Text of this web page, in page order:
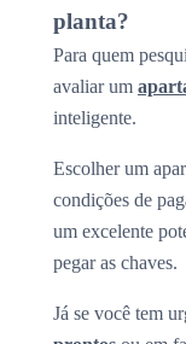
planta?
Para quem
avaliar um
inteligente.
Escolher um
condições de
um excelente
pegar as chaves.
Já se você tem